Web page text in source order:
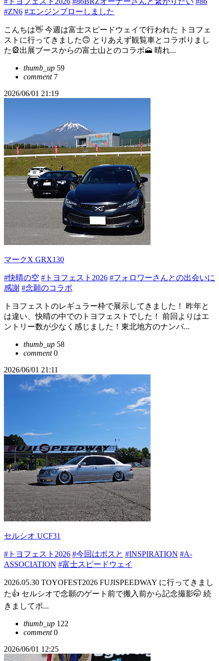
#ZN6 #エンジンブローしました
こんちは👋 今週は富士スピードウェイで行われた トヨフェ
ストに行ってきました🙃 とりあえず観覧車とコラボりまし
た🎡出展ブースからの富士山とのコラボ🗻 晴れ...
thumb_up 59
comment7
2026/06/01 21:19
マークX GRX130
#快晴の空 #トヨフェスト2026 #フォロワーさんとの出会いに
感謝 #念願のコラボ
トヨフェストのレギュラー枠で展示してきました！ 昨年と
は違い、快晴の中でのトヨフェストでした！ 前回よりはエ
ントリー数が少なく感じました！東北地方のナンバ...
thumb_up 58
comment0
2026/06/01 21:11
セルシオ UCF31
#トヨフェスト2026 #今回はボスと #INSPIRATION #A‐
ASSOCIATION #富士スピードウェイ
2026.05.30 TOYOFEST2026 FUJISPEEDWAY に行ってきまし
た👍 セルシオで念願のゲート前で搬入前から記念撮影🤭 続
きましてボ...
thumb_up 122
comment0
2026/06/01 12:25